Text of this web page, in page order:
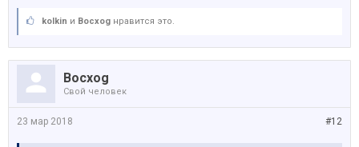
kolkin и Bocxog нравится это.
Bocxog
Свой человек
#12
23 мар 2018